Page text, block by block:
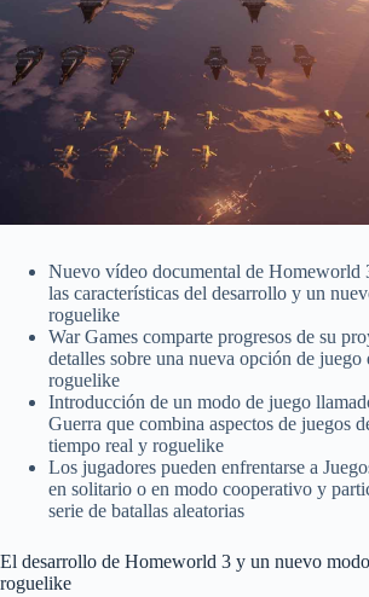
Nuevo vídeo documental de Homeworld
las características del desarrollo y un
roguelike
War Games comparte progresos de su
detalles sobre una nueva opción de juego
roguelike
Introducción de un modo de juego
Guerra que combina aspectos de juegos
tiempo real y roguelike
Los jugadores pueden enfrentarse a
en solitario o en modo cooperativo y
serie de batallas aleatorias
El desarrollo de Homeworld 3 y un nuevo
roguelike